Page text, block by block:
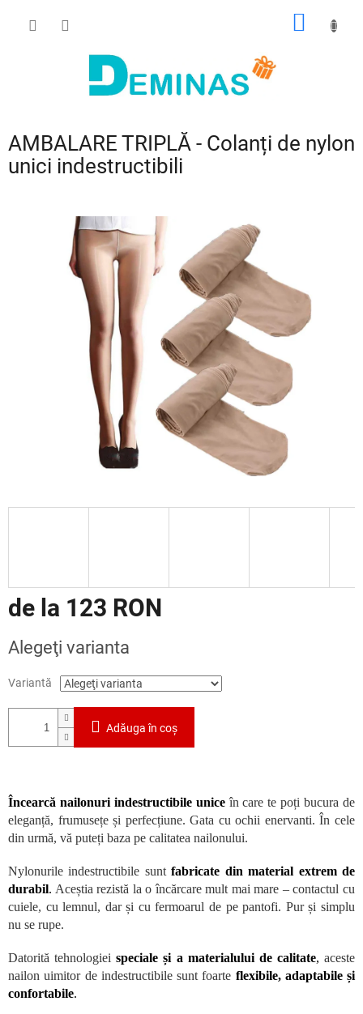
COŞ
AMBALARE TRIPLĂ - Colanți de nylon
unici indestructibili
de la 123 RON
preţ:
Alegeţi varianta
Variantă
Adăuga în coş
Încearcă nailonuri indestructibile uniceîn care te poți bucura de
eleganță, frumusețe și perfecțiune. Gata cu ochii enervanti. În cele
din urmă, vă puteți baza pe calitatea nailonului.
Nylonurile indestructibile sunt fabricate din material extrem de
durabil. Aceștia rezistă la o încărcare mult mai mare – contactul cu
cuiele, cu lemnul, dar și cu fermoarul de pe pantofi. Pur și simplu
nu se rupe.
Datorită tehnologieispeciale și a materialului de calitate, aceste
nailon uimitor de indestructibile sunt foarte flexibile, adaptabile și
confortabile.